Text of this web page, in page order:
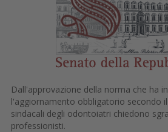
Dall'approvazione della norma che ha
l'aggiornamento obbligatorio secondo
sindacali degli odontoiatri chiedono
professionisti.